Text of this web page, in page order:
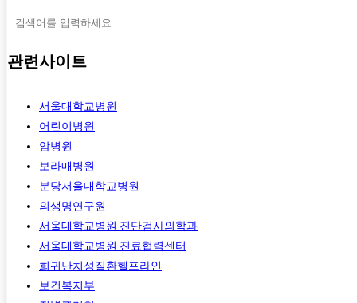
관련사이트
서울대학교병원
어린이병원
암병원
보라매병원
분당서울대학교병원
의생명연구원
서울대학교병원 진단검사의학과
서울대학교병원 진료협력센터
희귀난치성질환헬프라인
보건복지부